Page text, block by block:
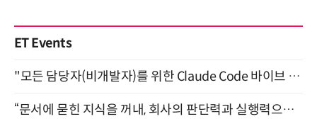
ET Events
"모든 담당자(비개발자)를 위한 Claude Code 바이브 코딩 2-day 부트캠프" 9월 16~17일 개최
“문서에 묻힌 지식을 꺼내, 회사의 판단력과 실행력으로 바꾸다” (8/20)